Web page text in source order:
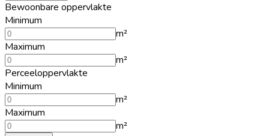
Bewoonbare oppervlakte
Minimum
m²
Maximum
m²
Perceeloppervlakte
Minimum
m²
Maximum
m²